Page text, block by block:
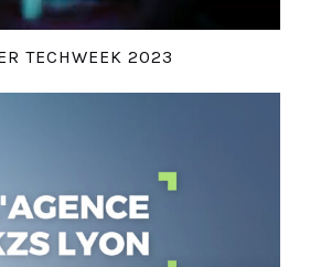
TECHWEEK 2023